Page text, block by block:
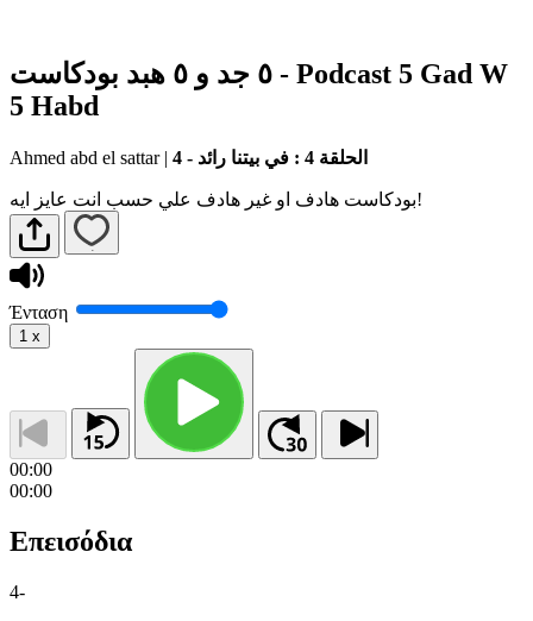
٥ جد و ٥ هبد بودكاست - Podcast 5 Gad W
5 Habd
Ahmed abd el sattar | 4 - الحلقة 4 : في بيتنا رائد
بودكاست هادف او غير هادف علي حسب انت عايز ايه!
Ένταση
1 x
00:00
00:00
Επεισόδια
4-